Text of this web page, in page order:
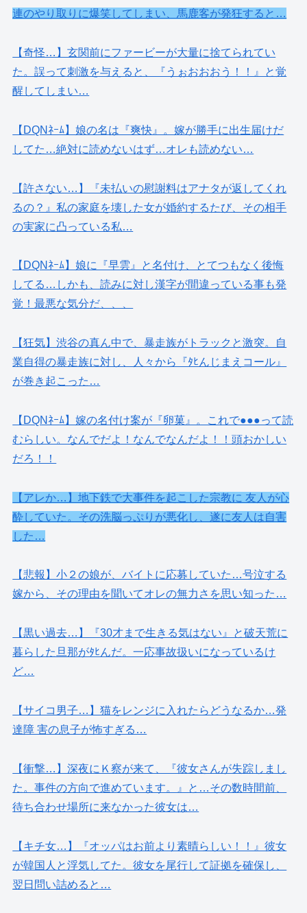
連のやり取りに爆笑してしまい、馬鹿客が発狂すると…
【奇怪…】玄関前にファービーが大量に捨てられてい
た。誤って刺激を与えると、『うぉおおおう！！』と覚
醒してしまい…
【DQNﾈｰﾑ】娘の名は『爽快』。嫁が勝手に出生届けだ
してた…絶対に読めないはず…オレも読めない…
【許さない…】『未払いの慰謝料はアナタが返してくれ
るの？』私の家庭を壊した女が婚約するたび、その相手
の実家に凸っている私…
【DQNﾈｰﾑ】娘に『早雲』と名付け、とてつもなく後悔
してる…しかも、読みに対し漢字が間違っている事も発
覚！最悪な気分だ、、、
【狂気】渋谷の真ん中で、暴走族がトラックと激突。自
業自得の暴走族に対し、人々から『ﾀﾋんじまえコール』
が巻き起こった…
【DQNﾈｰﾑ】嫁の名付け案が『卵菓』。これで●●●って読
むらしい。なんでだよ！なんでなんだよ！！頭おかしい
だろ！！
【アレか…】地下鉄で大事件を起こした宗教に 友人が心
酔していた。その洗脳っぷりが悪化し、遂に友人は自害
した…
【悲報】小２の娘が、バイトに応募していた…号泣する
嫁から、その理由を聞いてオレの無力さを思い知った…
【黒い過去…】『30才まで生きる気はない』と破天荒に
暮らした旦那がﾀﾋんだ。一応事故扱いになっているけ
ど…
【サイコ男子…】猫をレンジに入れたらどうなるか…発
達障 害の息子が怖すぎる…
【衝撃…】深夜にＫ察が来て、『彼女さんが失踪しまし
た。事件の方向で進めています。』と…その数時間前、
待ち合わせ場所に来なかった彼女は…
【キチ女…】『オッパはお前より素晴らしい！！』彼女
が韓国人と浮気してた。彼女を尾行して証拠を確保し、
翌日問い詰めると…